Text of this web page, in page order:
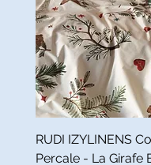
RUDI IZYLINENS
Percale - La Girafe